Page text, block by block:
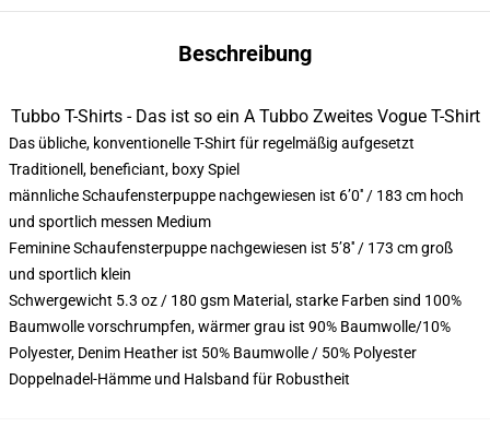
Beschreibung
Tubbo T-Shirts - Das ist so ein A Tubbo Zweites Vogue T-Shirt
Das übliche, konventionelle T-Shirt für regelmäßig aufgesetzt
Traditionell, beneficiant, boxy Spiel
männliche Schaufensterpuppe nachgewiesen ist 6’0′′ / 183 cm hoch
und sportlich messen Medium
Feminine Schaufensterpuppe nachgewiesen ist 5’8′′ / 173 cm groß
und sportlich klein
Schwergewicht 5.3 oz / 180 gsm Material, starke Farben sind 100%
Baumwolle vorschrumpfen, wärmer grau ist 90% Baumwolle/10%
Polyester, Denim Heather ist 50% Baumwolle / 50% Polyester
Doppelnadel-Hämme und Halsband für Robustheit